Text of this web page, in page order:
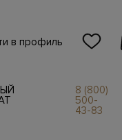
в профиль
8 (800)
500-
43-83